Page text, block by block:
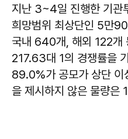
지난 3~4일 진행한 기관
희망범위 최상단인 5만
국내 640개, 해외 122개
217.63대 1의 경쟁률을
89.0%가 공모가 상단 이
을 제시하지 않은 물량은